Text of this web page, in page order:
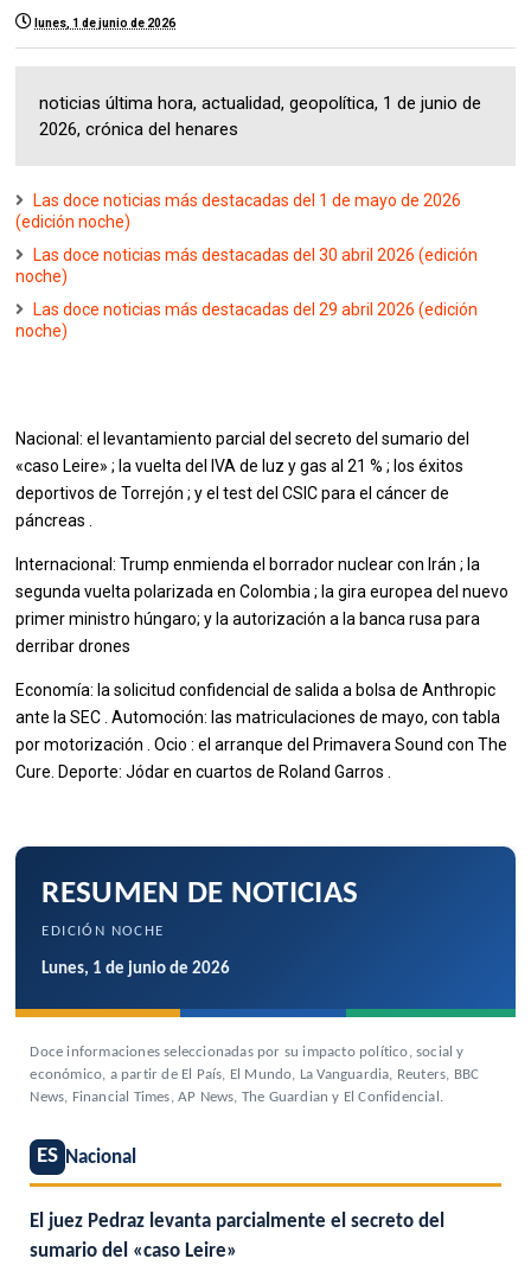
lunes, 1 de junio de 2026
noticias última hora, actualidad, geopolítica, 1 de junio de
2026, crónica del henares
Las doce noticias más destacadas del 1 de mayo de 2026
(edición noche)
Las doce noticias más destacadas del 30 abril 2026 (edición
noche)
Las doce noticias más destacadas del 29 abril 2026 (edición
noche)
Nacional: el levantamiento parcial del secreto del sumario del
«caso Leire» ; la vuelta del IVA de luz y gas al 21 % ; los éxitos
deportivos de Torrejón ; y el test del CSIC para el cáncer de
páncreas .
Internacional: Trump enmienda el borrador nuclear con Irán ; la
segunda vuelta polarizada en Colombia ; la gira europea del nuevo
primer ministro húngaro; y la autorización a la banca rusa para
derribar drones
Economía: la solicitud confidencial de salida a bolsa de Anthropic
ante la SEC . Automoción: las matriculaciones de mayo, con tabla
por motorización . Ocio : el arranque del Primavera Sound con The
Cure. Deporte: Jódar en cuartos de Roland Garros .
RESUMEN DE NOTICIAS
EDICIÓN NOCHE
Lunes, 1 de junio de 2026
Doce informaciones seleccionadas por su impacto político, social y
económico, a partir de El País, El Mundo, La Vanguardia, Reuters, BBC
News, Financial Times, AP News, The Guardian y El Confidencial.
ES Nacional
El juez Pedraz levanta parcialmente el secreto del
sumario del «caso Leire»